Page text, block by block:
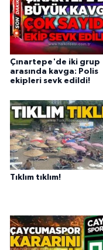
Çınartepe'de iki grup
arasında kavga: Polis
ekipleri sevk edildi!
Tıklım tıklım!